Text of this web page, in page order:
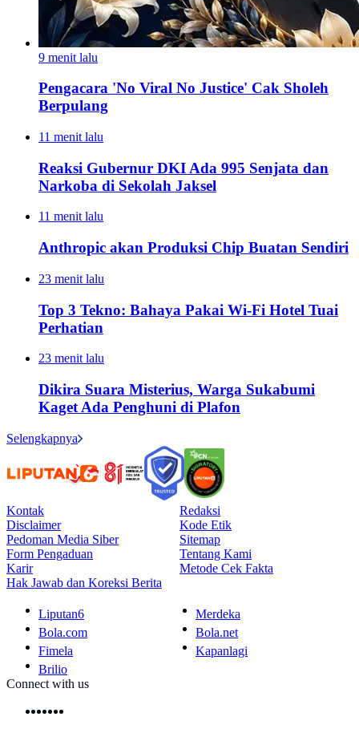
9 menit lalu
Pengacara 'No Viral No Justice' Cak Sholeh
Berpulang
11 menit lalu
Reaksi Gubernur DKI Ada 995 Senjata dan
Narkoba di Sekolah Jaksel
11 menit lalu
Anthropic akan Produksi Chip Buatan Sendiri
23 menit lalu
Top 3 Tekno: Bahaya Pakai Wi-Fi Hotel Tuai
Perhatian
23 menit lalu
Dikira Suara Misterius, Warga Sukabumi
Kaget Ada Penghuni di Plafon
Selengkapnya
Kontak
Redaksi
Disclaimer
Kode Etik
Pedoman Media Siber
Sitemap
Form Pengaduan
Tentang Kami
Karir
Metode Cek Fakta
Hak Jawab dan Koreksi Berita
Liputan6
Merdeka
Bola.com
Bola.net
Fimela
Kapanlagi
Brilio
Connect with us